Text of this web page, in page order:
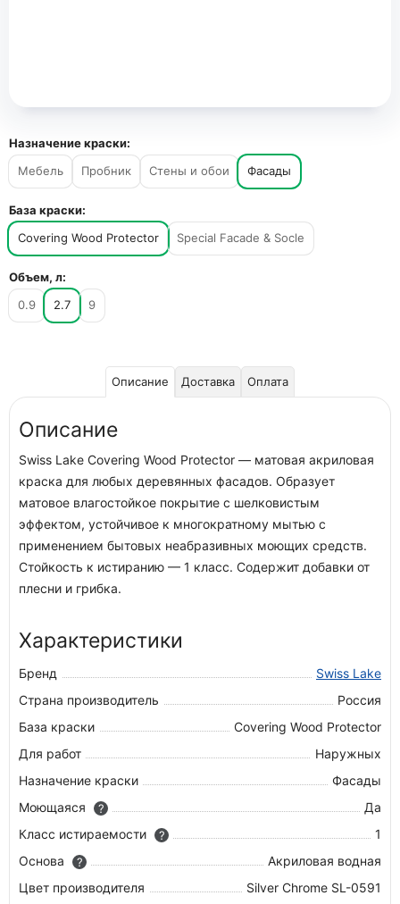
Назначение краски:
Мебель
Пробник Стены и обои Фасады
База краски:
Covering Wood Protector
Special Facade & Socle
Объем, л:
0.9
2.7 9
Описание Доставка Оплата
Описание
Swiss Lake Covering Wood Protector — матовая акриловая
краска для любых деревянных фасадов. Образует
матовое влагостойкое покрытие с шелковистым
эффектом, устойчивое к многократному мытью с
применением бытовых неабразивных моющих средств.
Стойкость к истиранию — 1 класс. Содержит добавки от
плесни и грибка.
Характеристики
Бренд
Swiss Lake
Страна производитель
Россия
База краски
Covering Wood Protector
Для работ
Наружных
Назначение краски
Фасады
Моющаяся
?
Да
Класс истираемости
?
1
Основа
?
Акриловая водная
Цвет производителя
Silver Chrome SL-0591